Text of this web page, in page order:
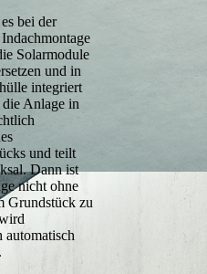
bei der
Solarmodule
und in
integriert
Anlage in
und teilt
Dann ist
nicht ohne
Grundstück zu
automatisch